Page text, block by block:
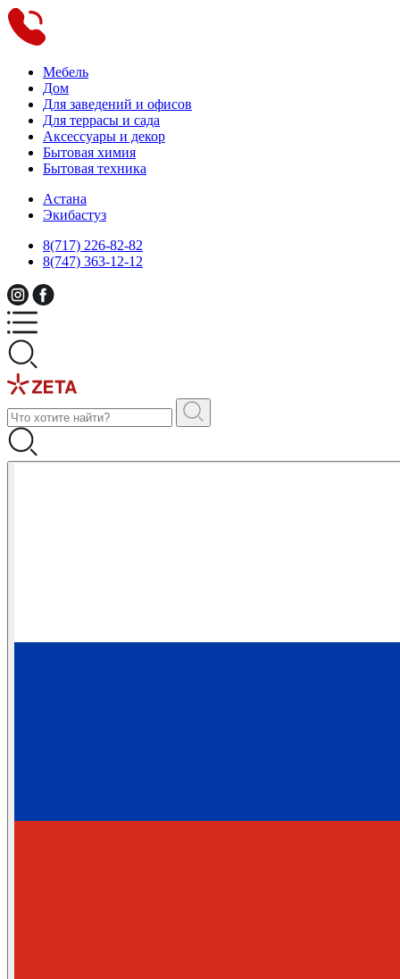
Мебель
Дом
Для заведений и офисов
Для террасы и сада
Аксессуары и декор
Бытовая химия
Бытовая техника
Астана
Экибастуз
8(717) 226-82-82
8(747) 363-12-12